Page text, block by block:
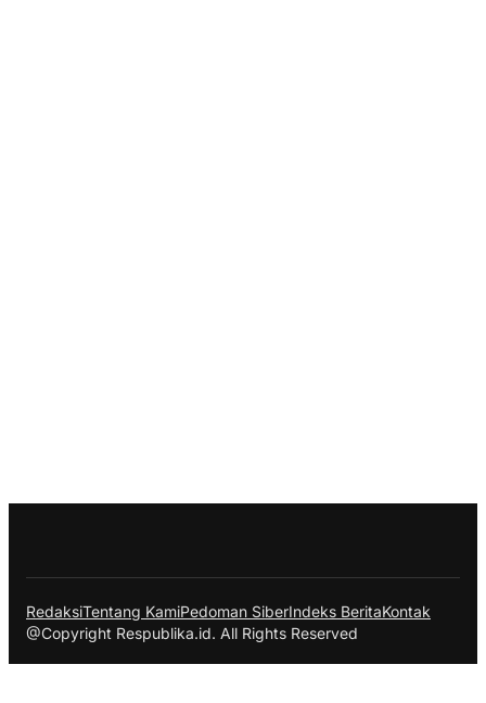
RedaksiTentang KamiPedoman SiberIndeks BeritaKontak
@Copyright Respublika.id. All Rights Reserved